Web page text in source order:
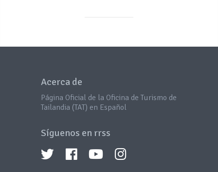
Acerca de
Página Oficial de la Oficina de Turismo de
Tailandia (TAT) en Español
Síguenos en rrss